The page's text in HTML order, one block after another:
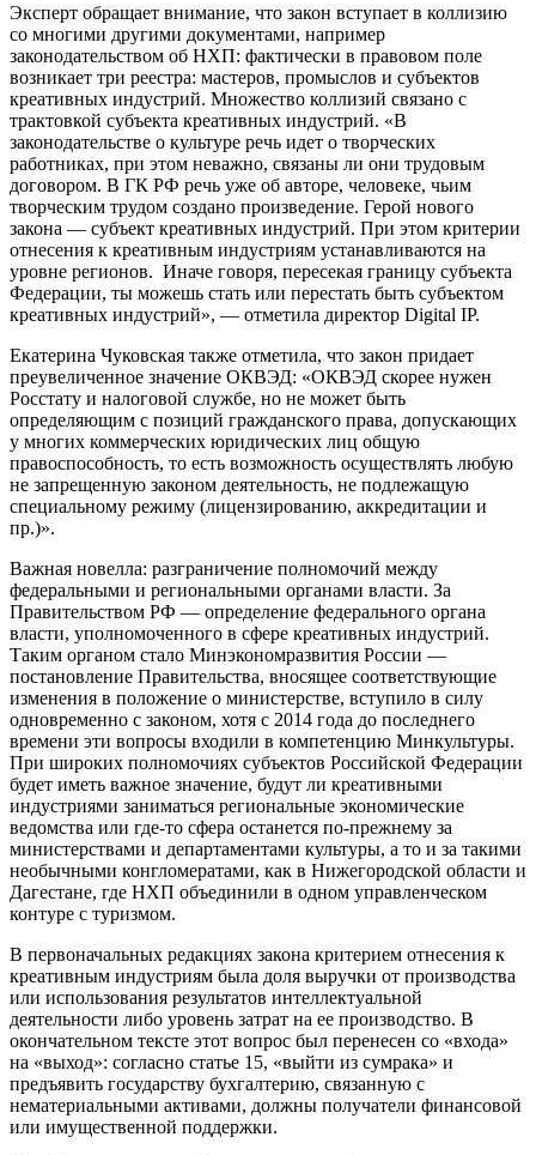
Эксперт обращает внимание, что закон вступает в коллизию
со многими другими документами, например
законодательством об НХП: фактически в правовом поле
возникает три реестра: мастеров, промыслов и субъектов
креативных индустрий. Множество коллизий связано с
трактовкой субъекта креативных индустрий. «В
законодательстве о культуре речь идет о творческих
работниках, при этом неважно, связаны ли они трудовым
договором. В ГК РФ речь уже об авторе, человеке, чьим
творческим трудом создано произведение. Герой нового
закона — субъект креативных индустрий. При этом критерии
отнесения к креативным индустриям устанавливаются на
уровне регионов. Иначе говоря, пересекая границу субъекта
Федерации, ты можешь стать или перестать быть субъектом
креативных индустрий», — отметила директор Digital IP.
Екатерина Чуковская также отметила, что закон придает
преувеличенное значение ОКВЭД: «ОКВЭД скорее нужен
Росстату и налоговой службе, но не может быть
определяющим с позиций гражданского права, допускающих
у многих коммерческих юридических лиц общую
правоспособность, то есть возможность осуществлять любую
не запрещенную законом деятельность, не подлежащую
специальному режиму (лицензированию, аккредитации и
пр.)».
Важная новелла: разграничение полномочий между
федеральными и региональными органами власти. За
Правительством РФ — определение федерального органа
власти, уполномоченного в сфере креативных индустрий.
Таким органом стало Минэкономразвития России —
постановление Правительства, вносящее соответствующие
изменения в положение о министерстве, вступило в силу
одновременно с законом, хотя с 2014 года до последнего
времени эти вопросы входили в компетенцию Минкультуры.
При широких полномочиях субъектов Российской Федерации
будет иметь важное значение, будут ли креативными
индустриями заниматься региональные экономические
ведомства или где-то сфера останется по-прежнему за
министерствами и департаментами культуры, а то и за такими
необычными конгломератами, как в Нижегородской области и
Дагестане, где НХП объединили в одном управленческом
контуре с туризмом.
В первоначальных редакциях закона критерием отнесения к
креативным индустриям была доля выручки от производства
или использования результатов интеллектуальной
деятельности либо уровень затрат на ее производство. В
окончательном тексте этот вопрос был перенесен со «входа»
на «выход»: согласно статье 15, «выйти из сумрака» и
предъявить государству бухгалтерию, связанную с
нематериальными активами, должны получатели финансовой
или имущественной поддержки.